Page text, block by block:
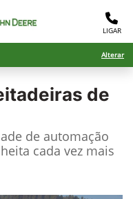
LIGAR
Alterar
de
de automação
cada vez mais